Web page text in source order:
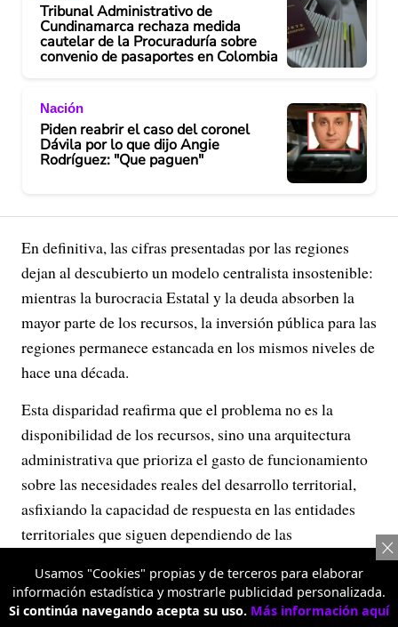
Tribunal Administrativo de
Cundinamarca rechaza medida
cautelar de la Procuraduría sobre
convenio de pasaportes en Colombia
Nación
Piden reabrir el caso del coronel
Dávila por lo que dijo Angie
Rodríguez: "Que paguen"
En definitiva, las cifras presentadas por las regiones
dejan al descubierto un modelo centralista insostenible:
mientras la burocracia Estatal y la deuda absorben la
mayor parte de los recursos, la inversión pública para las
regiones permanece estancada en los mismos niveles de
hace una década.
Esta disparidad reafirma que el problema no es la
disponibilidad de los recursos, sino una arquitectura
administrativa que prioriza el gasto de funcionamiento
sobre las necesidades reales del desarrollo territorial,
asfixiando la capacidad de respuesta en las entidades
territoriales que siguen dependiendo de las
son altamente restrictivas debido a su destinación
específica. Actualmente la Nación administra más del
Usamos "Cookies" propias y de terceros para elaborar
información estadística y mostrarle publicidad personalizada.
Si continúa navegando acepta su uso. Más información aquí